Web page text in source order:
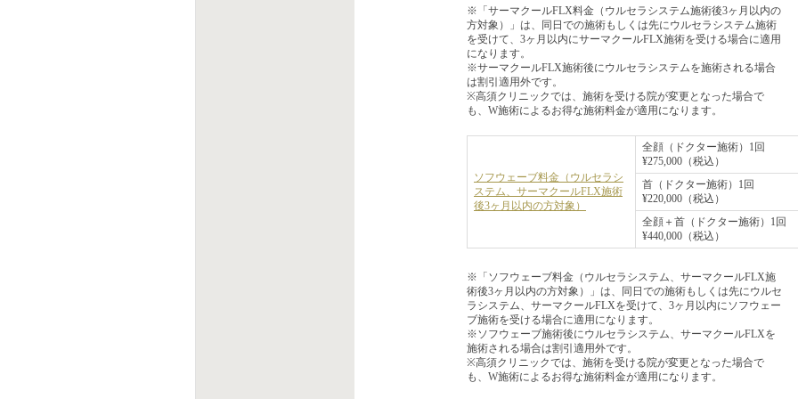
※「サーマクールFLX料金（ウルセラシステム施術後3ヶ月以内の
方対象）」は、同日での施術もしくは先にウルセラシステム施術
を受けて、3ヶ月以内にサーマクールFLX施術を受ける場合に適用
になります。
※サーマクールFLX施術後にウルセラシステムを施術される場合
は割引適用外です。
※高須クリニックでは、施術を受ける院が変更となった場合で
も、W施術によるお得な施術料金が適用になります。
ソフウェーブ料金（ウルセラシ
ステム、サーマクールFLX施術
後3ヶ月以内の方対象）
全顔（ドクター施術）1回
¥275,000（税込）
首（ドクター施術）1回
¥220,000（税込）
全顔＋首（ドクター施術）1回
¥440,000（税込）
※「ソフウェーブ料金（ウルセラシステム、サーマクールFLX施
術後3ヶ月以内の方対象）」は、同日での施術もしくは先にウルセ
ラシステム、サーマクールFLXを受けて、3ヶ月以内にソフウェー
ブ施術を受ける場合に適用になります。
※ソフウェーブ施術後にウルセラシステム、サーマクールFLXを
施術される場合は割引適用外です。
※高須クリニックでは、施術を受ける院が変更となった場合で
も、W施術によるお得な施術料金が適用になります。